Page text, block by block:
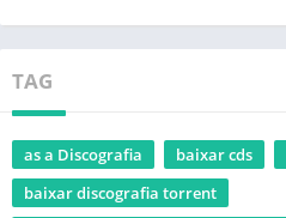
TAG
as a Discografia baixar cds
baixar discografia torrent